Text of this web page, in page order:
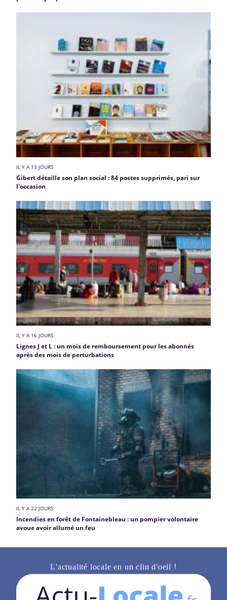
IL Y A 13 JOURS
Gibert détaille son plan social : 84 postes supprimés, pari sur
l'occasion
IL Y A 16 JOURS
Lignes J et L : un mois de remboursement pour les abonnés
après des mois de perturbations
IL Y A 22 JOURS
Incendies en forêt de Fontainebleau : un pompier volontaire
avoue avoir allumé un feu
L'actualité locale en un clin d'oeil !